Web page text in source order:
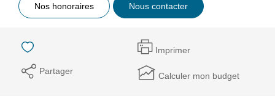
Nos honoraires Nous contacter
Imprimer
Partager Calculer mon budget